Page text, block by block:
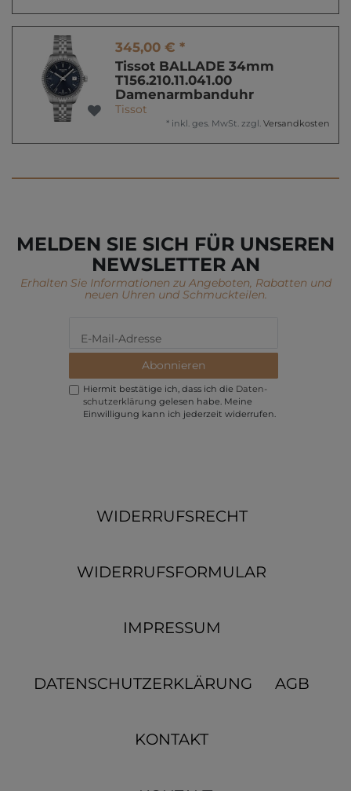
345,00 € *
Tissot BALLADE 34mm
T156.210.11.041.00
Damenarmbanduhr
Tissot
* inkl. ges. MwSt. zzgl. Versandkosten
MELDEN SIE SICH FÜR UNSEREN
NEWSLETTER AN
Erhalten Sie Informationen zu Angeboten, Rabatten und
neuen Uhren und Schmuckteilen.
Abonnieren
Hiermit bestätige ich, dass ich die Daten­
schutz­erklärung gelesen habe. Meine
Einwilligung kann ich jederzeit widerrufen.
WIDERRUFSRECHT
WIDERRUFSFORMULAR
IMPRESSUM
DATENSCHUTZERKLÄRUNG AGB
KONTAKT